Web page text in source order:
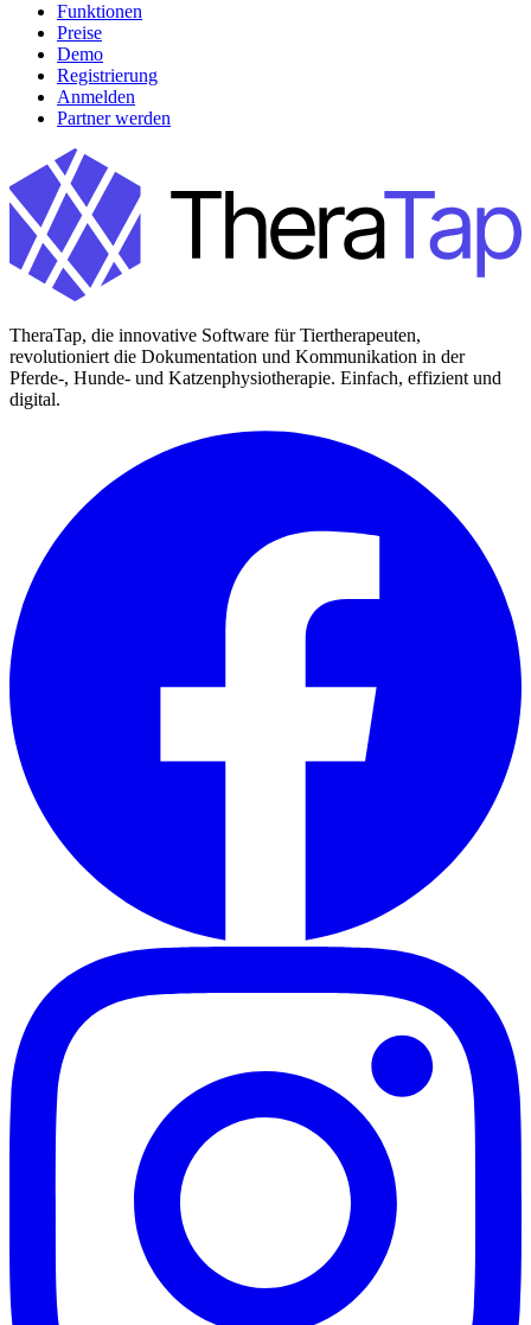
Funktionen
Preise
Demo
Registrierung
Anmelden
Partner werden
TheraTap, die innovative Software für Tiertherapeuten,
revolutioniert die Dokumentation und Kommunikation in der
Pferde-, Hunde- und Katzenphysiotherapie. Einfach, effizient und
digital.